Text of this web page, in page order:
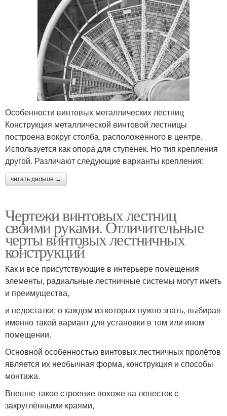
Особенности винтовых металлических лестниц
Конструкция металлической винтовой лестницы
построена вокруг столба, расположенного в центре.
Используется как опора для ступенек. Но тип крепления
другой. Различают следующие варианты крепления:
читать дальше →
Чертежи винтовых лестниц
своими руками. Отличительные
черты винтовых лестничных
конструкций
Как и все присутствующие в интерьере помещения
элементы, радиальные лестничные системы могут иметь
и преимущества,
и недостатки, о каждом из которых нужно знать, выбирая
именно такой вариант для установки в том или ином
помещении.
Основной особенностью винтовых лестничных пролётов
является их необычная форма, конструкция и способы
монтажа.
Внешне такое строение похоже на лепесток с
закруглёнными краями,